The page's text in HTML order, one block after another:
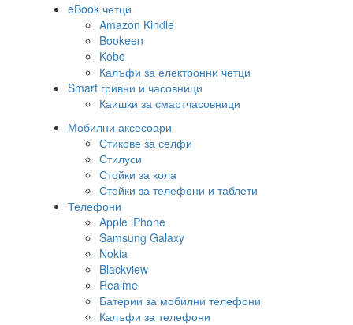
eBook четци
Amazon Kindle
Bookeen
Kobo
Калъфи за електронни четци
Smart гривни и часовници
Каишки за смартчасовници
Мобилни аксесоари
Стикове за селфи
Стилуси
Стойки за кола
Стойки за телефони и таблети
Телефони
Apple iPhone
Samsung Galaxy
Nokia
Blackview
Realme
Батерии за мобилни телефони
Калъфи за телефони